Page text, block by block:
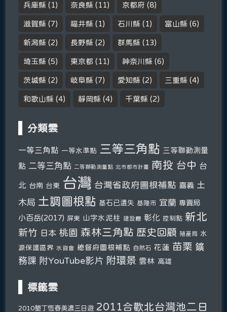
兵庫縣 (1) 奈良縣 (11) 京都府 (8)
滋賀縣 (7) 福井縣 (1) 石川縣 (1) 富山縣 (6)
新潟縣 (2) 長野縣 (2) 群馬縣 (13)
埼玉縣 (5) 東京都 (11) 神奈川縣 (6)
茨城縣 (2) 岐阜縣 (7) 愛知縣 (2) 三重縣 (4)
和歌山縣 (4) 靜岡縣 (4) 千葉縣 (2)
分類雲
一等三角點 一等水準點 三等三角點 三等聯勤測量
點 二等三角點 二等聯勤測量點 北市都市計畫 南投 台中 台
北 台南 台東 台灣 台灣省政府圖根補點 嘉義 土
木局 土調圖根點 基石已遺失 基隆市 宜蘭 專賣局
小百岳(2017) 屏東 山字水泥柱 建設廳 彰化 控制點 新北
新竹 日本 桃園 森林三角點 歷史回顧 殖產局
水
源保護區界 水資會 總督府圖根補點 自然石 花蓮 苗栗 鑛
務課 附YouTube影片 附環景 雲林 高雄
標籤雲
2010墾丁恆春美濃三日遊 2011合歡北台灣池二日